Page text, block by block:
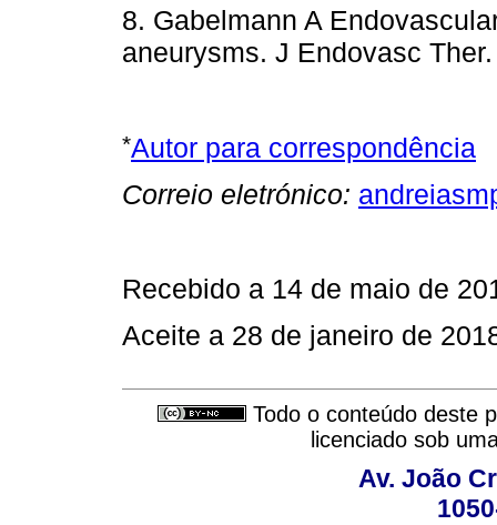
8. Gabelmann A
aneurysms. J Endovasc
*Autor para correspondência
Correio eletrónico:
Recebido a 14 de maio de
Aceite a 28 de janeiro de
Todo o conteúdo deste
licenciado sob
Av. João